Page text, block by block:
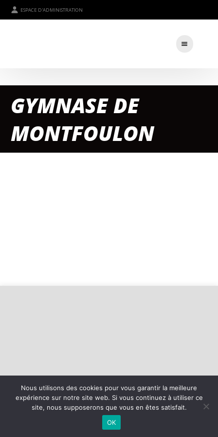
ESPACE D'ADMINISTRATION
GYMNASE DE
MONTFOULON
2026 - Entente Alençon Saint Germain | Site internet réalisé par
MENTIONS LÉGALES
Nous utilisons des cookies pour vous garantir la meilleure
expérience sur notre site web. Si vous continuez à utiliser ce
site, nous supposerons que vous en êtes satisfait.
OK